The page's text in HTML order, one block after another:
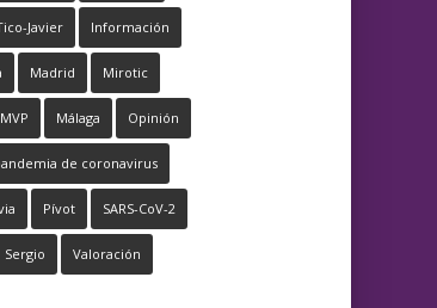
Javier Información
Madrid Mirotic
MVP Málaga Opinión
de coronavirus
Pívot SARS-CoV-2
Sergio Valoración